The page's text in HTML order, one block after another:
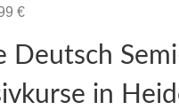
€
Deutsch
in